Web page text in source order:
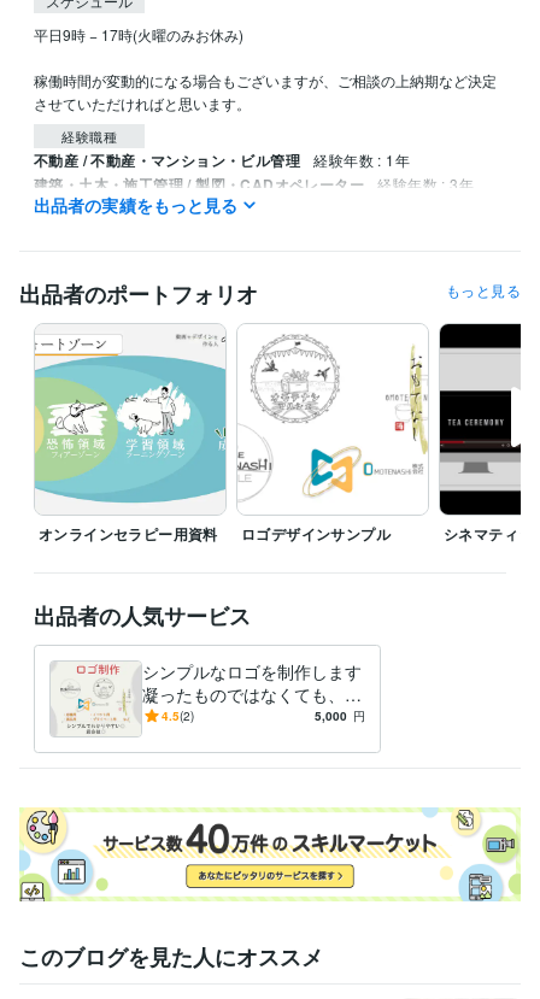
平日9時 − 17時(火曜のみお休み)
稼働時間が変動的になる場合もございますが、ご相談の上納期など決定
させていただければと思います。
経験職種
不動産 / 不動産・マンション・ビル管理 経験年数 : 1年
建築・土木・施工管理 / 製図・CADオペレーター 経験年数 : 3年
ライフスタイル・その他 / その他
職歴
動画やデザインを作る人 みっくん
ビジネス・クリエイティブツール
Adobe Premiere Pro:1年Canva:1年Adobe Illustrator:0年
Adobe After Effects:0年
WordPress:0年
Adobe Photoshop:0年Jw_cad:3年
得意分野
動画編集・映像制作 動画作成
デザイン制作 アイコン・カバー・フライヤーなど作成
出品者の実績をもっと見る
出品者のポートフォリオ もっと見る
オンラインセラピー用資料 ロゴデザインサンプル シネマティッ
出品者の人気サービス
シンプルなロゴを制作します
凝ったものではなくても、そ
れっぽいものをお作りしま
4.5(2) 5,000 円
このブログを見た人にオススメ